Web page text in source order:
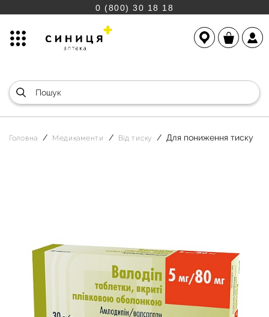
0 (800) 30 18 18
Головна Медикаменти Від тиску Для пониження тиску